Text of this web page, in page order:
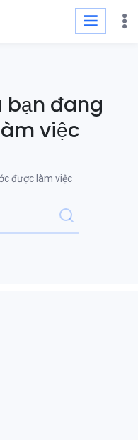
bạn đang
việc
được làm việc